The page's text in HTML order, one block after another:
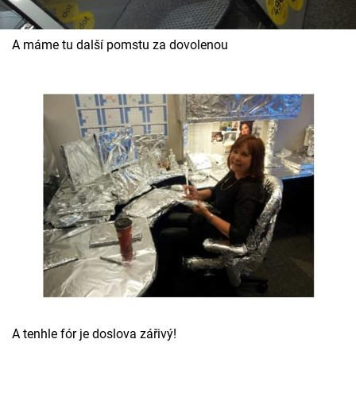
A máme tu další pomstu za dovolenou
A tenhle fór je doslova zářivý!